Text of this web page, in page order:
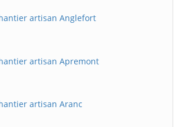
artisan Anglefort
artisan Apremont
artisan Aranc